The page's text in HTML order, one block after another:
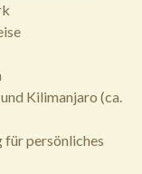
Kilimanjaro (ca.
persönliches